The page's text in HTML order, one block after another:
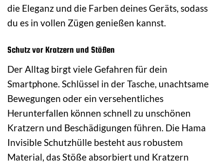
die Eleganz und die Farben deines Geräts, sodass
du es in vollen Zügen genießen kannst.
Schutz vor Kratzern und Stößen
Der Alltag birgt viele Gefahren für dein
Smartphone. Schlüssel in der Tasche, unachtsame
Bewegungen oder ein versehentliches
Herunterfallen können schnell zu unschönen
Kratzern und Beschädigungen führen. Die Hama
Invisible Schutzhülle besteht aus robustem
Material, das Stöße absorbiert und Kratzern